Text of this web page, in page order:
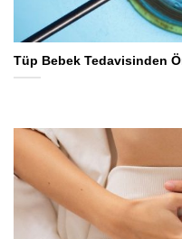
Tüp Bebek Tedavisinden